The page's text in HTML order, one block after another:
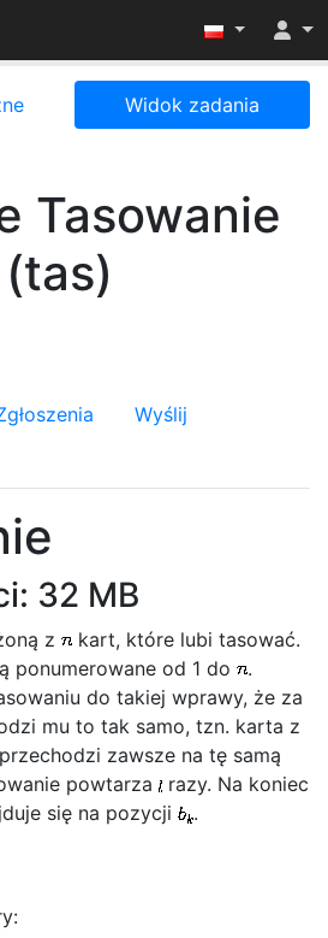
widoczność menu
Widok zadania
Tasowanie
(tas)
Wyślij
32 MB
z
kart, które lubi tasować.
ponumerowane od 1 do
.
do takiej wprawy, że za
mu to tak samo, tzn. karta z
zawsze na tę samą
powtarza
razy. Na koniec
się na pozycji .